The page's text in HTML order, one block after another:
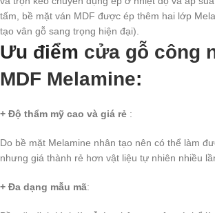
tấm, bề mặt ván MDF được ép thêm hai lớp
tạo vân gỗ sang trọng hiện đại).
Ưu điểm cửa gỗ công
MDF Melamine:
+ Độ thẩm mỹ cao và giá rẻ :
Do bề mặt Melamine nhân tạo nên có thể làm
nhưng giá thành rẻ hơn vật liệu tự nhiên nhiều
+ Đa dạng mẫu mã: